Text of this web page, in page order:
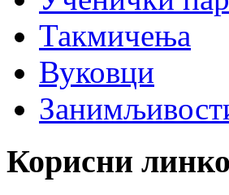
Такмичења
Вуковци
Корисни